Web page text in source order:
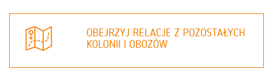
OBEJRZYJ RELACJE Z POZOSTAŁYCH
KOLONII I OBOZÓW